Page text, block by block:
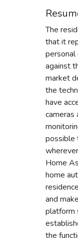
The
that it
against
market
the
have
possible
Home
home
and
platform
the